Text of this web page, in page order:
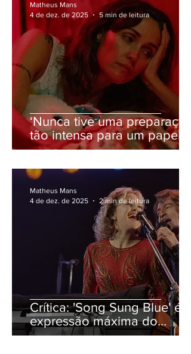
‘Nunca tive uma preparação
tão intensa para um papel’,
revela Rose Byrne sobre ‘Se
Chutaria’
Matheus Mans
4 de dez. de 2025
5 min de leitura
Crítica: 'Song Sung Blue' é
expressão máxima do
talento de Hugh Jackman e
Matheus Mans
4 de dez. de 2025
2 min de leitura